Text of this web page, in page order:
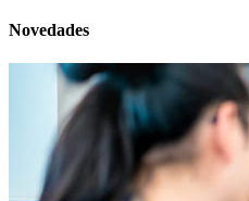
Novedades